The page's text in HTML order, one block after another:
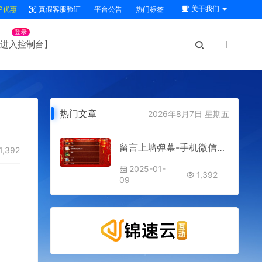
优惠 真假客服验证 平台公告 热门标签 关于我们
入控制台】
登录
热门文章 2026年8月7日 星期五
留言上墙弹幕-手机微信扫码发祝福语或留言 大屏幕实时显示
2025-01-
09
1,392